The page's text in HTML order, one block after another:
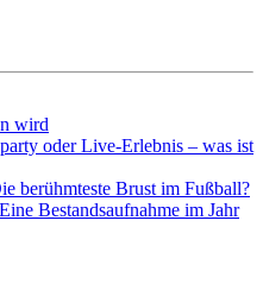
wird
oder Live-Erlebnis – was ist
berühmteste Brust im Fußball?
Bestandsaufnahme im Jahr